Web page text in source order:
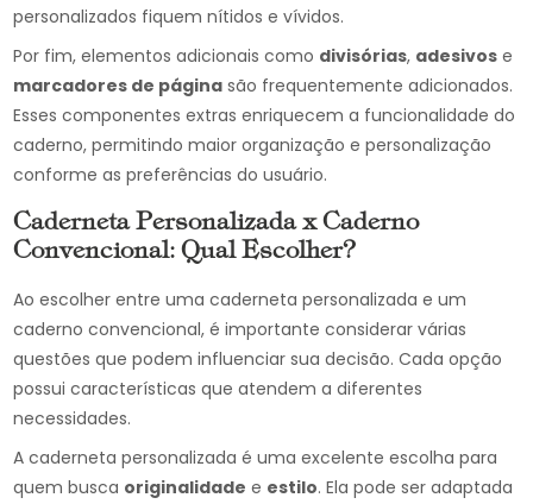
personalizados fiquem nítidos e vívidos.
Por fim, elementos adicionais como divisórias, adesivos e
marcadores de página são frequentemente adicionados.
Esses componentes extras enriquecem a funcionalidade do
caderno, permitindo maior organização e personalização
conforme as preferências do usuário.
Caderneta Personalizada x Caderno
Convencional: Qual Escolher?
Ao escolher entre uma caderneta personalizada e um
caderno convencional, é importante considerar várias
questões que podem influenciar sua decisão. Cada opção
possui características que atendem a diferentes
necessidades.
A caderneta personalizada é uma excelente escolha para
quem busca originalidade e estilo. Ela pode ser adaptada